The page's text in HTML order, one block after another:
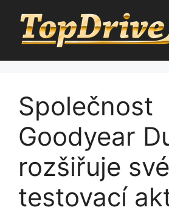
obsah
Společnost
Goodyear
rozšiřuje
testovací